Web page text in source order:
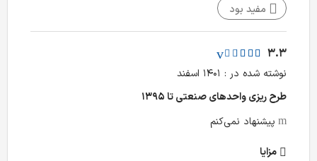
مفید بود
3.3
نوشته شده در : ۱۴۰۱ اسفند
طرح ریزی واحدهای صنعتی تا ۱۳۹۵
پیشنهاد نمی‌کنم
مزایا